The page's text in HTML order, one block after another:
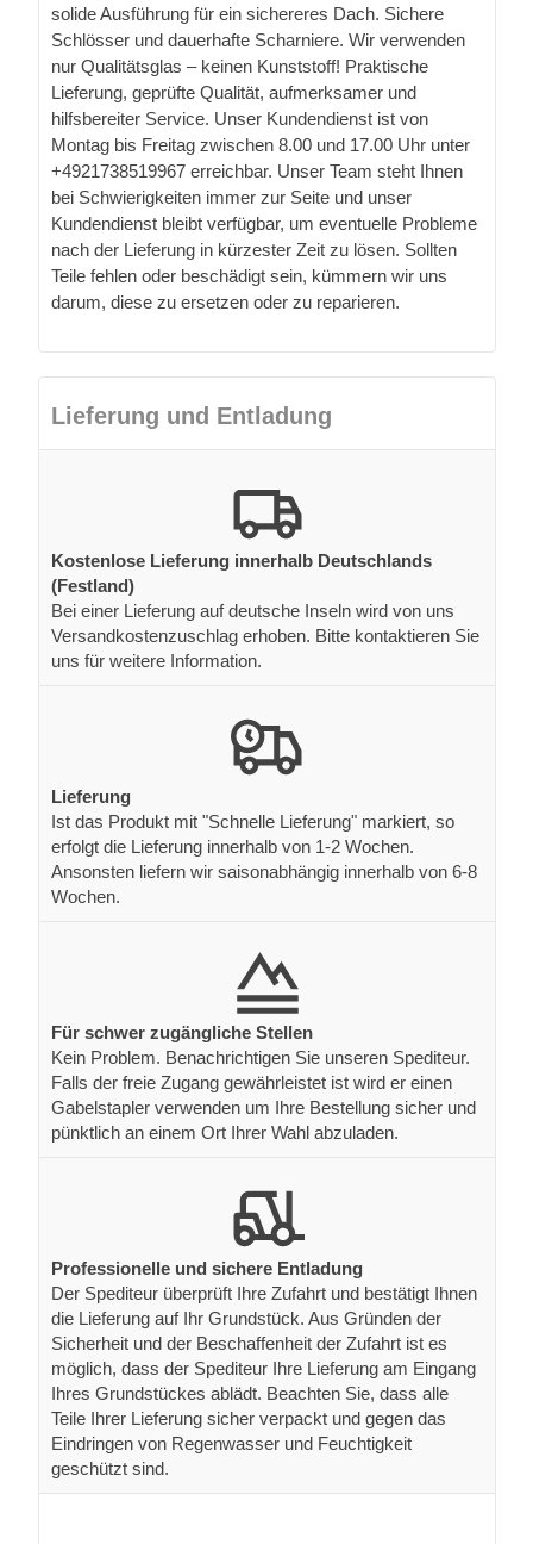
solide Ausführung für ein sichereres Dach. Sichere
Schlösser und dauerhafte Scharniere. Wir verwenden
nur Qualitätsglas – keinen Kunststoff! Praktische
Lieferung, geprüfte Qualität, aufmerksamer und
hilfsbereiter Service. Unser Kundendienst ist von
Montag bis Freitag zwischen 8.00 und 17.00 Uhr unter
+4921738519967 erreichbar. Unser Team steht Ihnen
bei Schwierigkeiten immer zur Seite und unser
Kundendienst bleibt verfügbar, um eventuelle Probleme
nach der Lieferung in kürzester Zeit zu lösen. Sollten
Teile fehlen oder beschädigt sein, kümmern wir uns
darum, diese zu ersetzen oder zu reparieren.
Lieferung und Entladung
Kostenlose Lieferung innerhalb Deutschlands
(Festland)
Bei einer Lieferung auf deutsche Inseln wird von uns
Versandkostenzuschlag erhoben. Bitte kontaktieren Sie
uns für weitere Information.
Lieferung
Ist das Produkt mit "Schnelle Lieferung" markiert, so
erfolgt die Lieferung innerhalb von 1-2 Wochen.
Ansonsten liefern wir saisonabhängig innerhalb von 6-8
Wochen.
Für schwer zugängliche Stellen
Kein Problem. Benachrichtigen Sie unseren Spediteur.
Falls der freie Zugang gewährleistet ist wird er einen
Gabelstapler verwenden um Ihre Bestellung sicher und
pünktlich an einem Ort Ihrer Wahl abzuladen.
Professionelle und sichere Entladung
Der Spediteur überprüft Ihre Zufahrt und bestätigt Ihnen
die Lieferung auf Ihr Grundstück. Aus Gründen der
Sicherheit und der Beschaffenheit der Zufahrt ist es
möglich, dass der Spediteur Ihre Lieferung am Eingang
Ihres Grundstückes ablädt. Beachten Sie, dass alle
Teile Ihrer Lieferung sicher verpackt und gegen das
Eindringen von Regenwasser und Feuchtigkeit
geschützt sind.